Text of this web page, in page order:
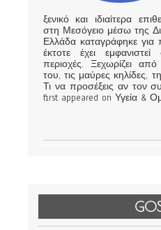
ξενικό και ιδιαίτερα
στη Μεσόγειο μέσω της
Ελλάδα καταγράφηκε
έκτοτε έχει
περιοχές. Ξεχωρίζει
του, τις μαύρες κηλίδες,
Τι να προσέξεις αν τον
first appeared on Υγεία &